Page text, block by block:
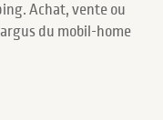
Achat, vente ou
du mobil-home